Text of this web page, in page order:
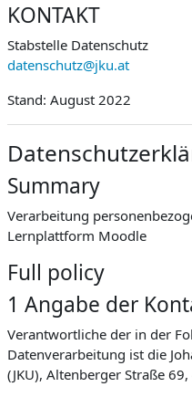
KONTAKT
Stabstelle Datenschutz
datenschutz@jku.at
Stand: August 2022
Summary
Verarbeitung
Lernplattform Moodle
Full policy
1 Angabe der
Verantwortliche der in der
Datenverarbeitung ist die
(JKU), Altenberger Straße